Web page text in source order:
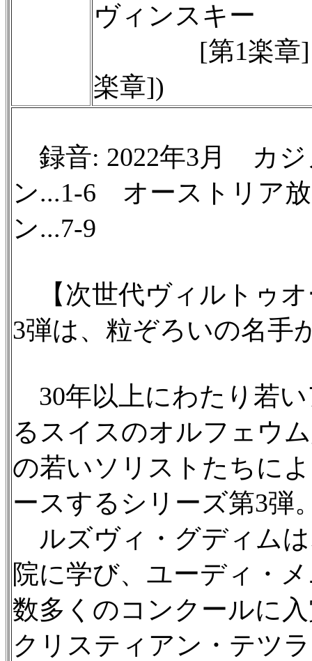
ヴィンスキー
[第1楽章]、
楽章])
録音: 2022年3月 カジ
ン...1-6 オーストリア
ン...7-9
【次世代ヴィルトゥ
3弾は、粒ぞろいの名手
30年以上にわたり若
るスイスのオルフェウ
の若いソリストたちに
ースするシリーズ第3弾
ルズヴィ・グディム
院に学び、ユーディ・
数多くのコンクールに
クリスティアン・テツ